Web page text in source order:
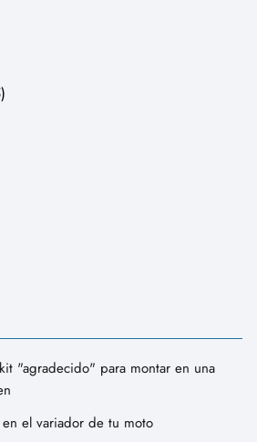
"agradecido" para montar en una
el variador de tu moto